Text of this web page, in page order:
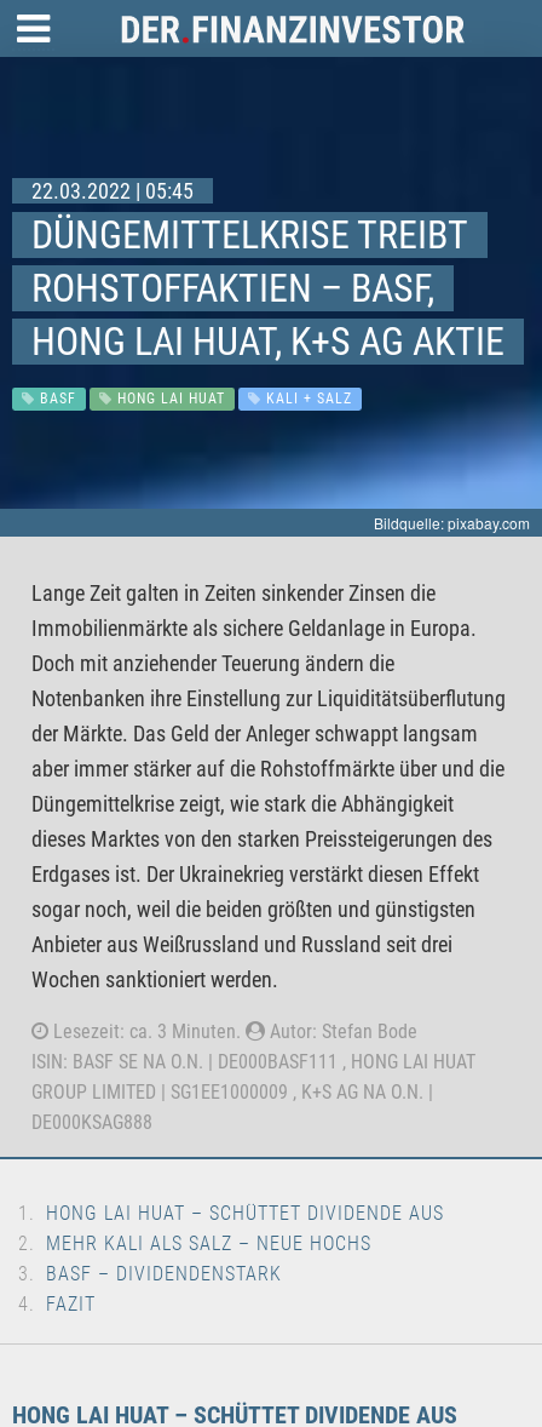
22.03.2022 | 05:45
DÜNGEMITTELKRISE TREIBT
ROHSTOFFAKTIEN – BASF,
HONG LAI HUAT, K+S AG AKTIE
BASF HONG LAI HUAT KALI + SALZ
Bildquelle: pixabay.com
Lange Zeit galten in Zeiten sinkender Zinsen die
Immobilienmärkte als sichere Geldanlage in Europa.
Doch mit anziehender Teuerung ändern die
Notenbanken ihre Einstellung zur Liquiditätsüberflutung
der Märkte. Das Geld der Anleger schwappt langsam
aber immer stärker auf die Rohstoffmärkte über und die
Düngemittelkrise zeigt, wie stark die Abhängigkeit
dieses Marktes von den starken Preissteigerungen des
Erdgases ist. Der Ukrainekrieg verstärkt diesen Effekt
sogar noch, weil die beiden größten und günstigsten
Anbieter aus Weißrussland und Russland seit drei
Wochen sanktioniert werden.
Lesezeit: ca. 3 Minuten.
Autor: Stefan Bode
ISIN: BASF SE NA O.N. | DE000BASF111 , HONG LAI HUAT
GROUP LIMITED | SG1EE1000009 , K+S AG NA O.N. |
DE000KSAG888
HONG LAI HUAT – SCHÜTTET DIVIDENDE AUS
MEHR KALI ALS SALZ – NEUE HOCHS
BASF – DIVIDENDENSTARK
FAZIT
HONG LAI HUAT – SCHÜTTET DIVIDENDE AUS